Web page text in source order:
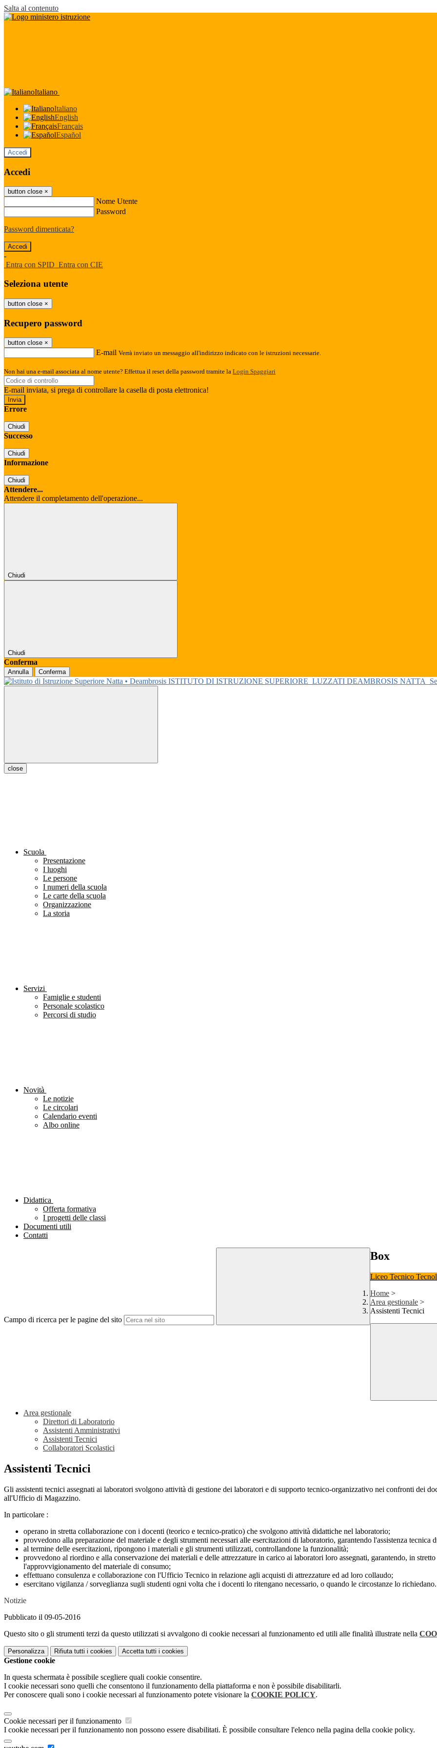
Salta al contenuto
Italiano
Italiano
English
Français
Español
Accedi
Accedi
button close ×
Nome Utente
Password
Password dimenticata?
-
Entra con SPID Entra con CIE
Seleziona utente
button close ×
Recupero password
button close ×
E-mail Verrà inviato un messaggio all'indirizzo indicato con le istruzioni necessarie.
Non hai una e-mail associata al nome utente? Effettua il reset della password tramite la Login Spaggiari
E-mail inviata, si prega di controllare la casella di posta elettronica!
Errore
Chiudi
Successo
Chiudi
Informazione
Chiudi
Attendere...
Attendere il completamento dell'operazione...
Chiudi
Chiudi
Conferma
Annulla Conferma
ISTITUTO DI ISTRUZIONE SUPERIORE LUZZATI DEAMBROSIS NATTA
close
Scuola
Presentazione
I luoghi
Le persone
I numeri della scuola
Le carte della scuola
Organizzazione
La storia
Servizi
Famiglie e studenti
Personale scolastico
Percorsi di studio
Novità
Le notizie
Le circolari
Calendario eventi
Albo online
Didattica
Offerta formativa
I progetti delle classi
Documenti utili
Contatti
Campo di ricerca per le pagine del sito
Box
Liceo Tecnico
Home >
Area gestionale >
Assistenti Tecnici
Area gestionale
Direttori di Laboratorio
Assistenti Amministrativi
Assistenti Tecnici
Collaboratori Scolastici
Assistenti Tecnici
Gli assistenti tecnici assegnati ai laboratori svolgono attività di gestione dei laboratori e di supporto tecnico-organizzativo nei confronti dei
all'Ufficio di Magazzino.
In particolare :
operano in stretta collaborazione con i docenti (teorico e tecnico-pratico) che svolgono attività didattiche nel laboratorio;
provvedono alla preparazione del materiale e degli strumenti necessari alle esercitazioni di laboratorio, garantendo l'assistenza tecnica
al termine delle esercitazioni, ripongono i materiali e gli strumenti utilizzati, controllandone la funzionalità;
provvedono al riordino e alla conservazione dei materiali e delle attrezzature in carico ai laboratori loro assegnati, garantendo, in
l'approvvigionamento del materiale di consumo;
effettuano consulenza e collaborazione con l'Ufficio Tecnico in relazione agli acquisti di attrezzature ed ad loro collaudo;
esercitano vigilanza / sorveglianza sugli studenti ogni volta che i docenti lo ritengano necessario, o quando le circostanze lo richiedano.
Notizie
Pubblicato il 09-05-2016
Questo sito o gli strumenti terzi da questo utilizzati si avvalgono di cookie necessari al funzionamento ed utili alle finalità illustrate nella
Personalizza Rifiuta tutti i cookies Accetta tutti i cookies
Gestione cookie
In questa schermata è possibile scegliere quali cookie consentire.
I cookie necessari sono quelli che consentono il funzionamento della piattaforma e non è possibile disabilitarli.
Per conoscere quali sono i cookie necessari al funzionamento potete visionare la COOKIE POLICY.
Cookie necessari per il funzionamento
I cookie necessari per il funzionamento non possono essere disabilitati. È possibile consultare l'elenco nella pagina della cookie policy.